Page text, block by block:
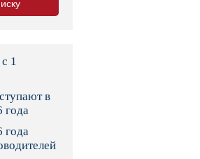
1
в
года
года